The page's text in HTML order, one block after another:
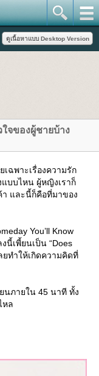
ใจของผู้ชายบ้าง
ฉพาะเรื่องความรัก
แบบไหน ผู้หญิงเราก็
า และนี้ก็คือที่มาของ
You’ll Know
นี้เพี้ยนเป็น “Does
ยทำให้เกิดความคิดที่
นภายใน 45 นาที ทั้ง
หล